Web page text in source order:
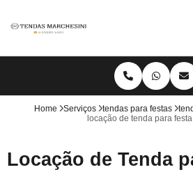
Home Serviços tendas para festas
locação de tenda para
Locação de Tenda